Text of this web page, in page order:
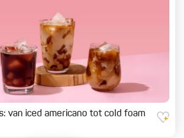
van iced americano tot cold foam